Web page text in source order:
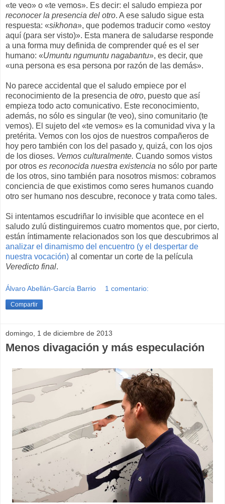
«te veo» o «te vemos». Es decir: el saludo empieza por
reconocer la presencia del otro. A ese saludo sigue esta
respuesta: «sikhona», que podemos traducir como «estoy
aquí (para ser visto)». Esta manera de saludarse responde
a una forma muy definida de comprender qué es el ser
humano: «Umuntu ngumuntu nagabantu», es decir, que
«una persona es esa persona por razón de las demás».
No parece accidental que el saludo empiece por el
reconocimiento de la presencia de otro, puesto que así
empieza todo acto comunicativo. Este reconocimiento,
además, no sólo es singular (te veo), sino comunitario (te
vemos). El sujeto del «te vemos» es la comunidad viva y la
pretérita. Vemos con los ojos de nuestros compañeros de
hoy pero también con los del pasado y, quizá, con los ojos
de los dioses. Vemos culturalmente. Cuando somos vistos
por otros es reconocida nuestra existencia no sólo por parte
de los otros, sino también para nosotros mismos: cobramos
conciencia de que existimos como seres humanos cuando
otro ser humano nos descubre, reconoce y trata como tales.
Si intentamos escudriñar lo invisible que acontece en el
saludo zulú distinguiremos cuatro momentos que, por cierto,
están íntimamente relacionados son los que descubrimos al
analizar el dinamismo del encuentro (y el despertar de
nuestra vocación) al comentar un corte de la película
Veredicto final.
Álvaro Abellán-García Barrio 1 comentario:
Compartir
domingo, 1 de diciembre de 2013
Menos divagación y más especulación